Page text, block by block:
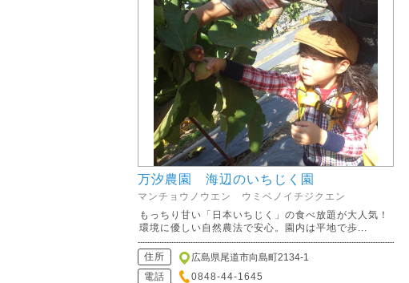
万汐農園 海辺のいちじく園
マンチョウノウエン ウミベノイチジクエン
もっちり甘い「日本いちじく」の食べ放題が大人気！
環境に優しい自然農法で安心。園内は平地で歩...
住所
広島県尾道市向島町2134-1
電話
0848-44-1645